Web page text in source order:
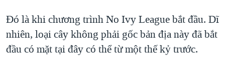
Đó là khi chương trình No Ivy League bắt đầu. Dĩ
nhiên, loại cây không phải gốc bản địa này đã bắt
đầu có mặt tại đây có thể từ một thế kỷ trước.